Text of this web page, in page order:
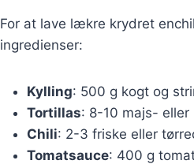
For at lave lækre krydret
ingredienser:
Kylling: 500 g kogt og
Tortillas: 8-10 majs-
Chili: 2-3 friske eller
Tomatsauce: 400 g